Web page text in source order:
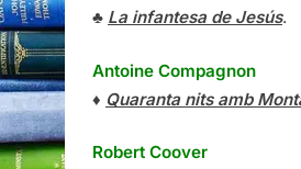
♣ La infantesa de Jesús.
Antoine Compagnon
♦ Quaranta nits amb
Robert Coover